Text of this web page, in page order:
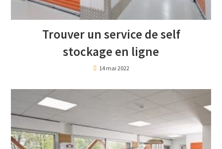
Trouver un service de self
stockage en ligne
14 mai 2022